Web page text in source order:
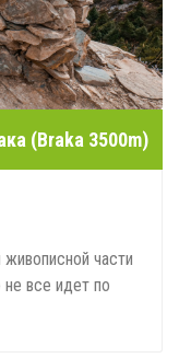
(Braka 3500m)
части
все идет по